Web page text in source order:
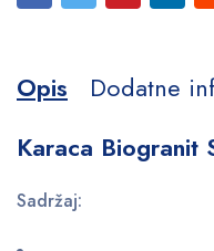
Opis
Dodatne
Karaca Biogranit
Sadržaj: